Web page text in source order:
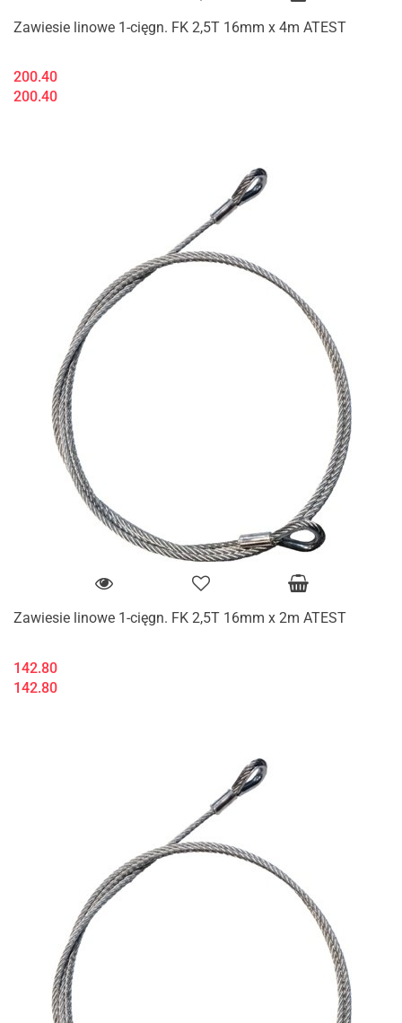
Zawiesie linowe 1-cięgn. FK 2,5T 16mm x 4m ATEST
200.40
200.40
Zawiesie linowe 1-cięgn. FK 2,5T 16mm x 2m ATEST
142.80
142.80